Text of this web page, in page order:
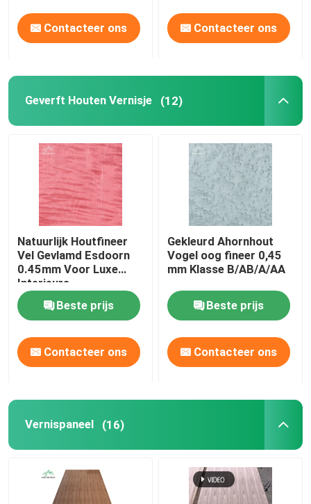
Contacteer ons Contacteer ons
Geverft Houten Vernisje (12)
Natuurlijk Houtfineer
Vel Gevlamd Esdoorn
0.45mm Voor Luxe
Interieurs
Beste prijs
Contacteer ons
Gekleurd Ahornhout
Vogel oog fineer 0,45
mm Klasse B/AB/A/AA
Beste prijs
Contacteer ons
Vernispaneel (16)